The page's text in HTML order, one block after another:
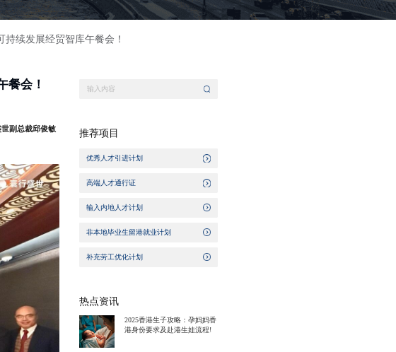
续发展经贸智库午餐会！
餐会！
副总裁邱俊敏
推荐项目
优秀人才引进计划
高端人才通行证
输入内地人才计划
非本地毕业生留港就业计划
补充劳工优化计划
热点资讯
2025香港生子攻略：孕妈妈香
港身份要求及赴港生娃流程!